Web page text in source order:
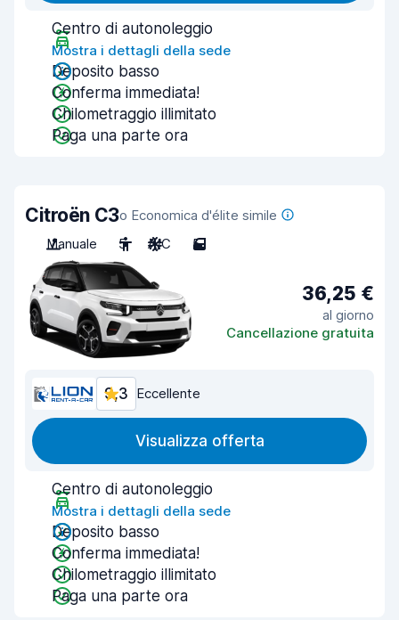
Centro di autonoleggio
Mostra i dettagli della sede
Deposito basso
Conferma immediata!
Chilometraggio illimitato
Paga una parte ora
Citroën C3o Economica d'élite simile
Manuale
5 A/C 5
36,25 €
al giorno
Cancellazione gratuita
9,3 Eccellente
Visualizza offerta
Centro di autonoleggio
Mostra i dettagli della sede
Deposito basso
Conferma immediata!
Chilometraggio illimitato
Paga una parte ora